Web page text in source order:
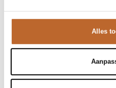
Alles
Variantnummer
Variantnaam
Patroon
Voering
bestellingen worden
uur op werkdagen? Dan wordt
verzonden!
Heb je vragen over onze
het plaatsen van een
Shop
Deze lichtblauwe droom
keuze voor een zomerse
de gelaagde rok geven je